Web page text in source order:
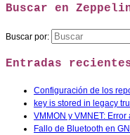
Buscar en
Buscar por:
Entradas
Configuración de los
key is stored in legacy
VMMON y VMNET:
Fallo de Bluetooth en